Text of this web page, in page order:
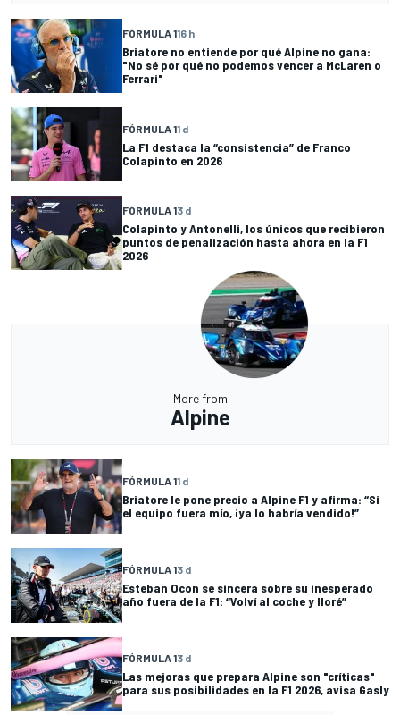
FÓRMULA 116 h
Briatore no entiende por qué Alpine no gana:
"No sé por qué no podemos vencer a McLaren o
Ferrari"
FÓRMULA 11 d
La F1 destaca la “consistencia” de Franco
Colapinto en 2026
FÓRMULA 13 d
Colapinto y Antonelli, los únicos que recibieron
puntos de penalización hasta ahora en la F1
2026
More from
Alpine
FÓRMULA 11 d
Briatore le pone precio a Alpine F1 y afirma: “Si
el equipo fuera mío, ¡ya lo habría vendido!”
FÓRMULA 13 d
Esteban Ocon se sincera sobre su inesperado
año fuera de la F1: “Volví al coche y lloré”
FÓRMULA 13 d
Las mejoras que prepara Alpine son "críticas"
para sus posibilidades en la F1 2026, avisa Gasly